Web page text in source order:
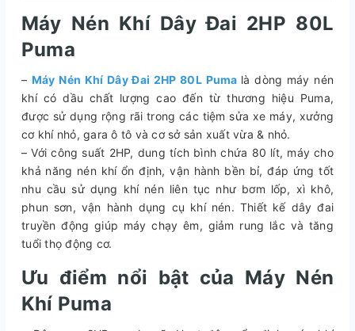
Máy Nén Khí Dây Đai 2HP 80L
Puma
– Máy Nén Khí Dây Đai 2HP 80L Puma là dòng máy nén
khí có dầu chất lượng cao đến từ thương hiệu Puma,
được sử dụng rộng rãi trong các tiệm sửa xe máy, xưởng
cơ khí nhỏ, gara ô tô và cơ sở sản xuất vừa & nhỏ.
– Với công suất 2HP, dung tích bình chứa 80 lít, máy cho
khả năng nén khí ổn định, vận hành bền bỉ, đáp ứng tốt
nhu cầu sử dụng khí nén liên tục như bơm lốp, xì khô,
phun sơn, vận hành dụng cụ khí nén. Thiết kế dây đai
truyền động giúp máy chạy êm, giảm rung lắc và tăng
tuổi thọ động cơ.
Ưu điểm nổi bật của Máy Nén
Khí Puma